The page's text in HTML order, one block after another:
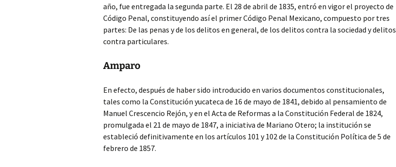
año, fue entregada la segunda parte. El 28 de abril de 1835, entró en vigor el proyecto de
Código Penal, constituyendo así el primer Código Penal Mexicano, compuesto por tres
partes: De las penas y de los delitos en general, de los delitos contra la sociedad y delitos
contra particulares.
Amparo
En efecto, después de haber sido introducido en varios documentos constitucionales,
tales como la Constitución yucateca de 16 de mayo de 1841, debido al pensamiento de
Manuel Crescencio Rejón, y en el Acta de Reformas a la Constitución Federal de 1824,
promulgada el 21 de mayo de 1847, a iniciativa de Mariano Otero; la institución se
estableció definitivamente en los artículos 101 y 102 de la Constitución Política de 5 de
febrero de 1857.